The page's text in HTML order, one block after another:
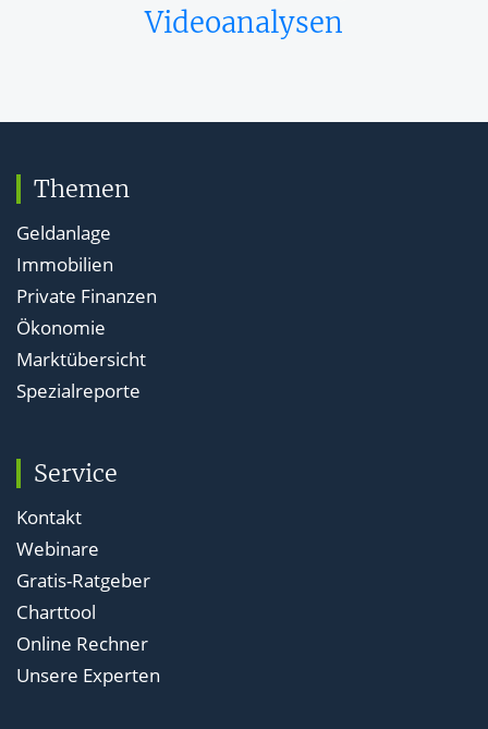
Videoanalysen
Themen
Geldanlage
Immobilien
Private Finanzen
Ökonomie
Marktübersicht
Spezialreporte
Service
Kontakt
Webinare
Gratis-Ratgeber
Charttool
Online Rechner
Unsere Experten